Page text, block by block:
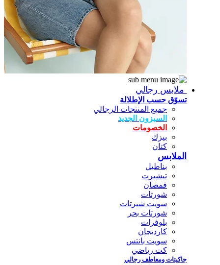
ملابس رجالي
تسوّق حسب الإطلالة
جميع المنتجات الرجالي
السيزون الجديد
الخصومات
بيزك
كتان
الملابس
بناطيل
تيشيرت
قمصان
شورتات
سويت شيرتات
شورتات بحر
بلوفرات
كارديجان
سويت بانتس
كت رياضي
جاكيتات ومعاطف رجالي